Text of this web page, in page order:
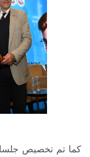
كما تم تخصيص